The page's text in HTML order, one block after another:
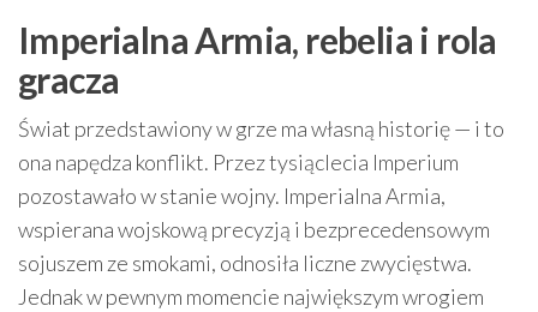
Imperialna Armia, rebelia i rola
gracza
Świat przedstawiony w grze ma własną historię — i to
ona napędza konflikt. Przez tysiąclecia Imperium
pozostawało w stanie wojny. Imperialna Armia,
wspierana wojskową precyzją i bezprecedensowym
sojuszem ze smokami, odnosiła liczne zwycięstwa.
Jednak w pewnym momencie największym wrogiem